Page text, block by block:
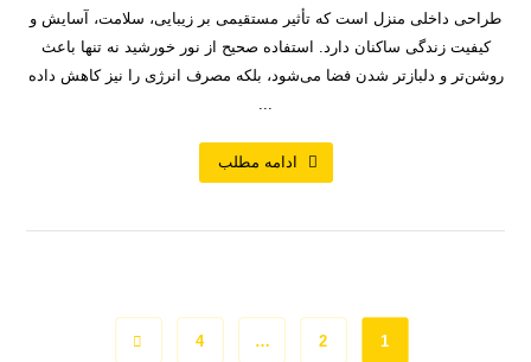
طراحی داخلی منزل است که تأثیر مستقیمی بر زیبایی، سلامت، آسایش و
کیفیت زندگی ساکنان دارد. استفاده صحیح از نور خورشید نه تنها باعث
روشن‌تر و دلبازتر شدن فضا می‌شود، بلکه مصرف انرژی را نیز کاهش داده
ادامه مطلب
1
2
…
4